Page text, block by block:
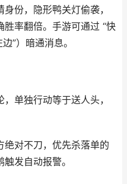
份，隐形鸭关灯偷袭，
率翻倍。手游可通过 “快
”）暗通消息。​
单独行动等于送人头，
绝对不刀，优先杀落单的
发自动报警。​